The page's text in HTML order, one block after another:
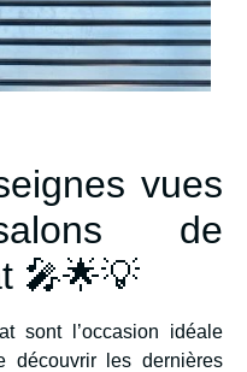
vues
de
🎤🌟💡
sont l’occasion idéale
découvrir les dernières